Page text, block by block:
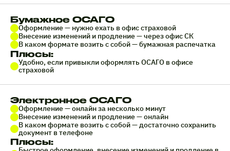
Бумажное ОСАГО
Оформление — нужно ехать в офис страховой
Внесение изменений и продление — через офис СК
В каком формате возить с собой — бумажная распечатка
Плюсы:
Удобно, если привыкли оформлять ОСАГО в офисе
страховой
Электронное ОСАГО
Оформление — онлайн за несколько минут
Внесение изменений и продление — онлайн
В каком формате возить с собой — достаточно сохранить
документ в телефоне
Плюсы: